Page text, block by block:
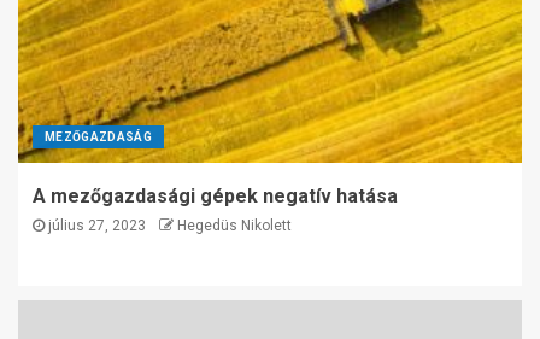
MEZŐGAZDASÁG
A mezőgazdasági gépek negatív hatása
július 27, 2023 Hegedüs Nikolett